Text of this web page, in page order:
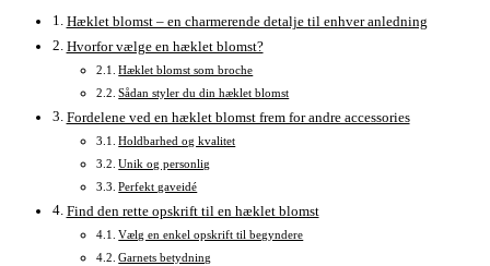
Hæklet blomst – en charmerende detalje til enhver anledning
Hvorfor vælge en hæklet blomst?
Hæklet blomst som broche
Sådan styler du din hæklet blomst
Fordelene ved en hæklet blomst frem for andre accessories
Holdbarhed og kvalitet
Unik og personlig
Perfekt gaveidé
Find den rette opskrift til en hæklet blomst
Vælg en enkel opskrift til begyndere
Garnets betydning